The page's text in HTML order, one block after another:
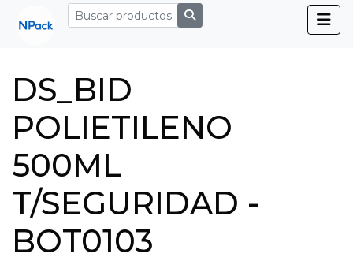
DS_BID
POLIETILENO
500ML
T/SEGURIDAD -
BOT0103